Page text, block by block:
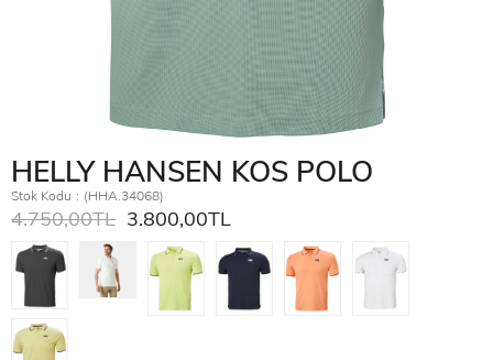
HELLY HANSEN KOS POLO
Stok Kodu (HHA.34068)
4.750,00TL 3.800,00TL